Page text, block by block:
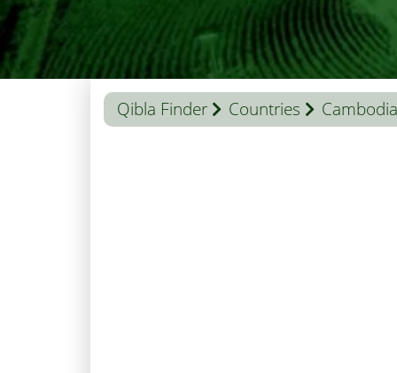
Qibla Finder Countries Cambodia